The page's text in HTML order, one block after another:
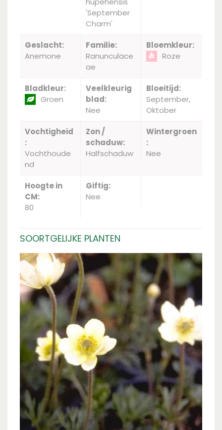
'September
Charm'
Geslacht:
Anemone
Familie:
Ranunculace
ae
Bloemkleur:
Roze
Bladkleur:
Groen
Veelkleurig
blad:
Nee
Bloeitijd:
September,
Oktober
Vochtigheid
:
Vochthoude
nd
Zon /
schaduw:
Halfschaduw
Wintergroen
:
Nee
Hoogte in
CM:
80
Giftig:
Nee
SOORTGELIJKE PLANTEN